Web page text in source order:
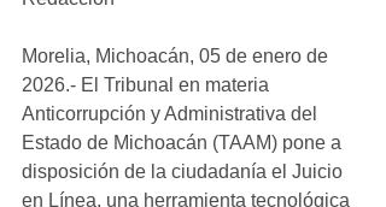
Morelia, Michoacán, 05 de enero de
2026.- El Tribunal en materia
Anticorrupción y Administrativa del
Estado de Michoacán (TAAM) pone a
disposición de la ciudadanía el Juicio
en Línea, una herramienta tecnológica